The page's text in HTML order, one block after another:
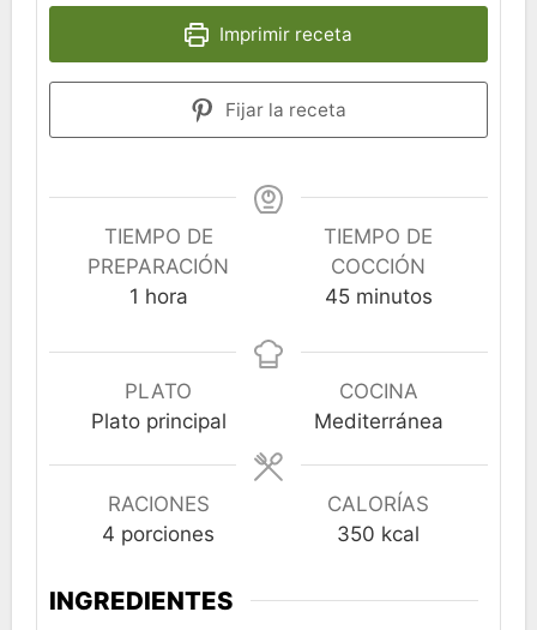
Imprimir receta
Fijar la receta
TIEMPO DE
PREPARACIÓN
1 hora
hora
TIEMPO DE
COCCIÓN
45minutos
minutos
PLATO
Plato principal
COCINA
Mediterránea
RACIONES
4 porciones
CALORÍAS
350 kcal
INGREDIENTES